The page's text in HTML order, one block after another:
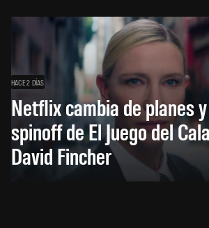
HACE 2 DÍAS
Netflix cambia de planes
spinoff de El Juego del
David Fincher